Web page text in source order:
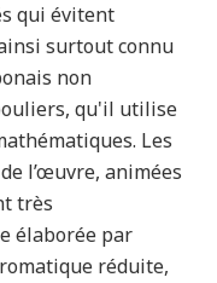
qui évitent
surtout connu
non
qu'il utilise
Les
l’œuvre, animées
très
élaborée par
réduite,